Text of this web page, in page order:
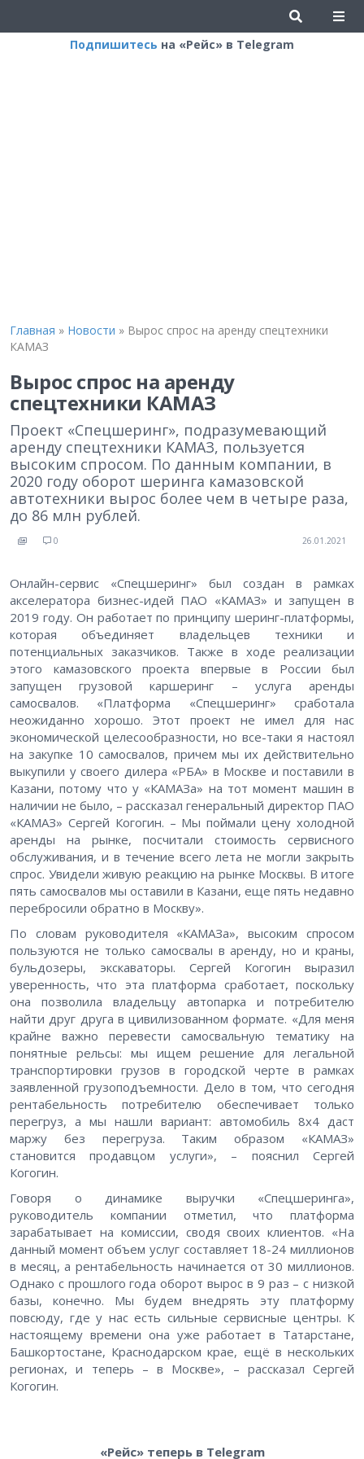
Подпишитесь на «Рейс» в Telegram
Главная » Новости » Вырос спрос на аренду спецтехники
КАМАЗ
Вырос спрос на аренду
спецтехники КАМАЗ
Проект «Спецшеринг», подразумевающий
аренду спецтехники КАМАЗ, пользуется
высоким спросом. По данным компании, в
2020 году оборот шеринга камазовской
автотехники вырос более чем в четыре раза,
до 86 млн рублей.
0 26.01.2021
Онлайн-сервис «Спецшеринг» был создан в рамках
акселератора бизнес-идей ПАО «КАМАЗ» и запущен в
2019 году. Он работает по принципу шеринг-платформы,
которая объединяет владельцев техники и
потенциальных заказчиков. Также в ходе реализации
этого камазовского проекта впервые в России был
запущен грузовой каршеринг – услуга аренды
самосвалов. «Платформа «Спецшеринг» сработала
неожиданно хорошо. Этот проект не имел для нас
экономической целесообразности, но все-таки я настоял
на закупке 10 самосвалов, причем мы их действительно
выкупили у своего дилера «РБА» в Москве и поставили в
Казани, потому что у «КАМАЗа» на тот момент машин в
наличии не было, – рассказал генеральный директор ПАО
«КАМАЗ» Сергей Когогин. – Мы поймали цену холодной
аренды на рынке, посчитали стоимость сервисного
обслуживания, и в течение всего лета не могли закрыть
спрос. Увидели живую реакцию на рынке Москвы. В итоге
пять самосвалов мы оставили в Казани, еще пять недавно
перебросили обратно в Москву».
По словам руководителя «КАМАЗа», высоким спросом
пользуются не только самосвалы в аренду, но и краны,
бульдозеры, экскаваторы. Сергей Когогин выразил
уверенность, что эта платформа сработает, поскольку
она позволила владельцу автопарка и потребителю
найти друг друга в цивилизованном формате. «Для меня
крайне важно перевести самосвальную тематику на
понятные рельсы: мы ищем решение для легальной
транспортировки грузов в городской черте в рамках
заявленной грузоподъемности. Дело в том, что сегодня
рентабельность потребителю обеспечивает только
перегруз, а мы нашли вариант: автомобиль 8х4 даст
маржу без перегруза. Таким образом «КАМАЗ»
становится продавцом услуги», – пояснил Сергей
Когогин.
Говоря о динамике выручки «Спецшеринга»,
руководитель компании отметил, что платформа
зарабатывает на комиссии, сводя своих клиентов. «На
данный момент объем услуг составляет 18-24 миллионов
в месяц, а рентабельность начинается от 30 миллионов.
Однако с прошлого года оборот вырос в 9 раз – с низкой
базы, конечно. Мы будем внедрять эту платформу
повсюду, где у нас есть сильные сервисные центры. К
настоящему времени она уже работает в Татарстане,
Башкортостане, Краснодарском крае, ещё в нескольких
регионах, и теперь – в Москве», – рассказал Сергей
Когогин.
«Рейс» теперь в Telegram